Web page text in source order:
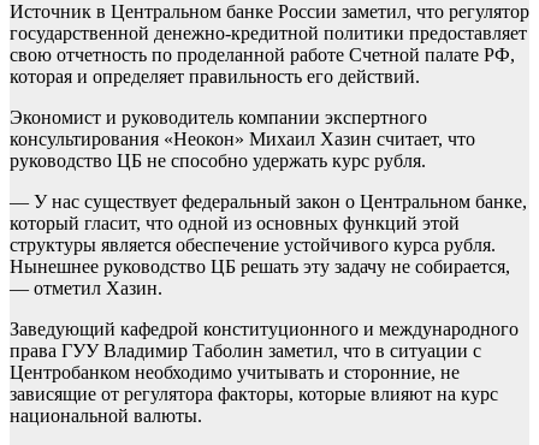
Источник в Центральном банке России заметил, что регулятор
государственной денежно-кредитной политики предоставляет
свою отчетность по проделанной работе Счетной палате РФ,
которая и определяет правильность его действий.
Экономист и руководитель компании экспертного
консультирования «Неокон» Михаил Хазин считает, что
руководство ЦБ не способно удержать курс рубля.
— У нас существует федеральный закон о Центральном банке,
который гласит, что одной из основных функций этой
структуры является обеспечение устойчивого курса рубля.
Нынешнее руководство ЦБ решать эту задачу не собирается,
— отметил Хазин.
Заведующий кафедрой конституционного и международного
права ГУУ Владимир Таболин заметил, что в ситуации с
Центробанком необходимо учитывать и сторонние, не
зависящие от регулятора факторы, которые влияют на курс
национальной валюты.